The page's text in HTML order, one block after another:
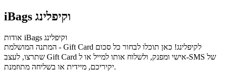
iBags וקיפלינג
אודות iBags וקיפלינג
המתנה המושלמת - Gift Card לקיפלינג! כאן תוכלו לבחור כל סכום
שתרצו, לעצב Gift Card אישי ומפנק, ולשלוח אותו למייל או ל-SMS של
יקיריכם, מיידית או בשליחה מתוזמנת.